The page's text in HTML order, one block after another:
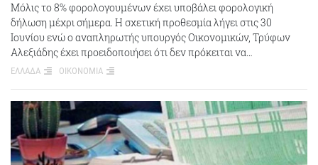
Μόλις το 8% φορολογουμένων έχει υποβάλει φορολογική
δήλωση μέχρι σήμερα. Η σχετική προθεσμία λήγει στις 30
Ιουνίου ενώ ο αναπληρωτής υπουργός Οικονομικών, Τρύφων
Αλεξιάδης έχει προειδοποιήσει ότι δεν πρόκειται να…
ΕΛΛΑΔΑ ΟΙΚΟΝΟΜΙΑ